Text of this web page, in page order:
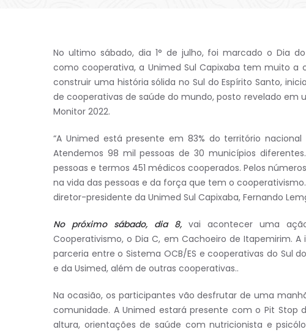
No ultimo sábado, dia 1° de julho, foi marcado o Dia
como cooperativa, a Unimed Sul Capixaba tem muito
construir uma história sólida no Sul do Espírito Santo,
de cooperativas de saúde do mundo, posto revelado em
Monitor 2022.
“A Unimed está presente em 83% do território
Atendemos 98 mil pessoas de 30 municípios
pessoas e termos 451 médicos cooperados. Pelos
na vida das pessoas e da força que tem o
diretor-presidente da Unimed Sul Capixaba, Fernando
No próximo sábado, dia 8, vai acontecer uma
Cooperativismo, o Dia C, em Cachoeiro de Itapemirim.
parceria entre o Sistema OCB/ES e cooperativas do Sul
e da Usimed, além de outras cooperativas..
Na ocasião, os participantes vão desfrutar de uma
comunidade. A Unimed estará presente com o Pit Stop
altura, orientações de saúde com nutricionista e